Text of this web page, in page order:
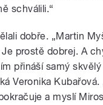
schválili.“
dobře. „Martin
prostě dobrej. A
přináší samý
Veronika Kubařová.
a myslí